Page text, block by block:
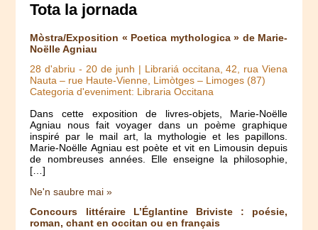
Tota la jornada
Mòstra/Exposition « Poetica mythologica » de Marie-
Noëlle Agniau
28 d'abriu -20 de junh | Librariá occitana, 42, rua Viena
Nauta – rue Haute-Vienne, Limòtges – Limoges (87)
Categoria d'eveniment: Libraria Occitana
Dans cette exposition de livres-objets, Marie-Noëlle
Agniau nous fait voyager dans un poème graphique
inspiré par le mail art, la mythologie et les papillons.
Marie-Noëlle Agniau est poète et vit en Limousin depuis
de nombreuses années. Elle enseigne la philosophie,
[…]
Ne'n saubre mai »
Concours littéraire L’Églantine Briviste : poésie,
roman, chant en occitan ou en français